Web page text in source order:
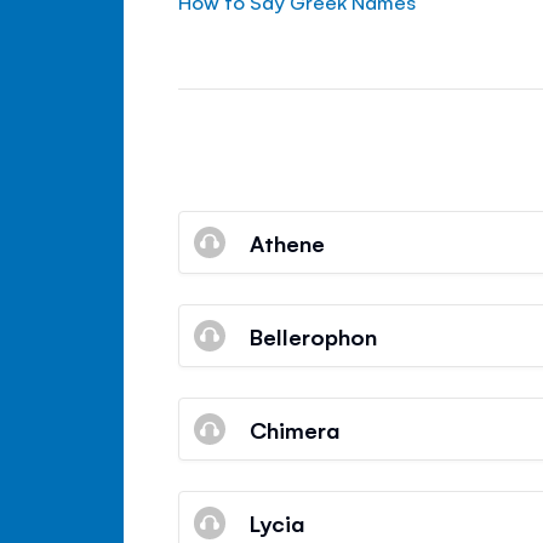
Athene
Bellerophon
Chimera
Lycia